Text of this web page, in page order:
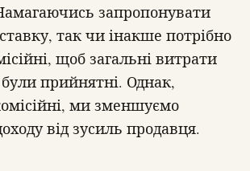
запропонувати
так чи інакше потрібно
щоб загальні витрати
прийнятні. Однак,
ми зменшуємо
від зусиль продавця.